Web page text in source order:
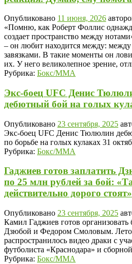
Опубликовано 11 июня, 2026
«Помню, как Роберт Фоллис
создает пространство между
– он любит находится между:
завязками. В такие моменты он
их. У него великолепное зрение,
Рубрика: Бокс/MMA
Экс-боец UFC Денис
дебютный бой на голых
Опубликовано 23 сентября, 2025
Экс-боец UFC Денис Тюлюлин
по борьбе на голых кулаках 31
Рубрика: Бокс/MMA
Гаджиев готов заплатить
по 25 млн рублей за бой:
действительно дорого стоят»
Опубликовано 23 сентября, 2025
Камил Гаджиев готов
Дзюбой и Федором Смоловым.
распространилось видео драки с
футболиста «Краснодара» и
Рубрика: Бокс/MMA